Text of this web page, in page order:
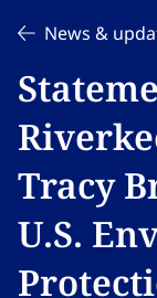
News &
Tracy
U.S.